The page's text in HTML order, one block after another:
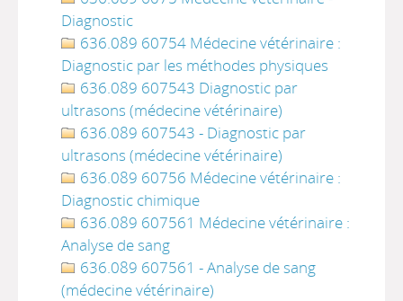
Diagnostic
636.089 60754 Médecine vétérinaire :
Diagnostic par les méthodes physiques
636.089 607543 Diagnostic par
ultrasons (médecine vétérinaire)
636.089 607543 - Diagnostic par
ultrasons (médecine vétérinaire)
636.089 60756 Médecine vétérinaire :
Diagnostic chimique
636.089 607561 Médecine vétérinaire :
Analyse de sang
636.089 607561 - Analyse de sang
(médecine vétérinaire)